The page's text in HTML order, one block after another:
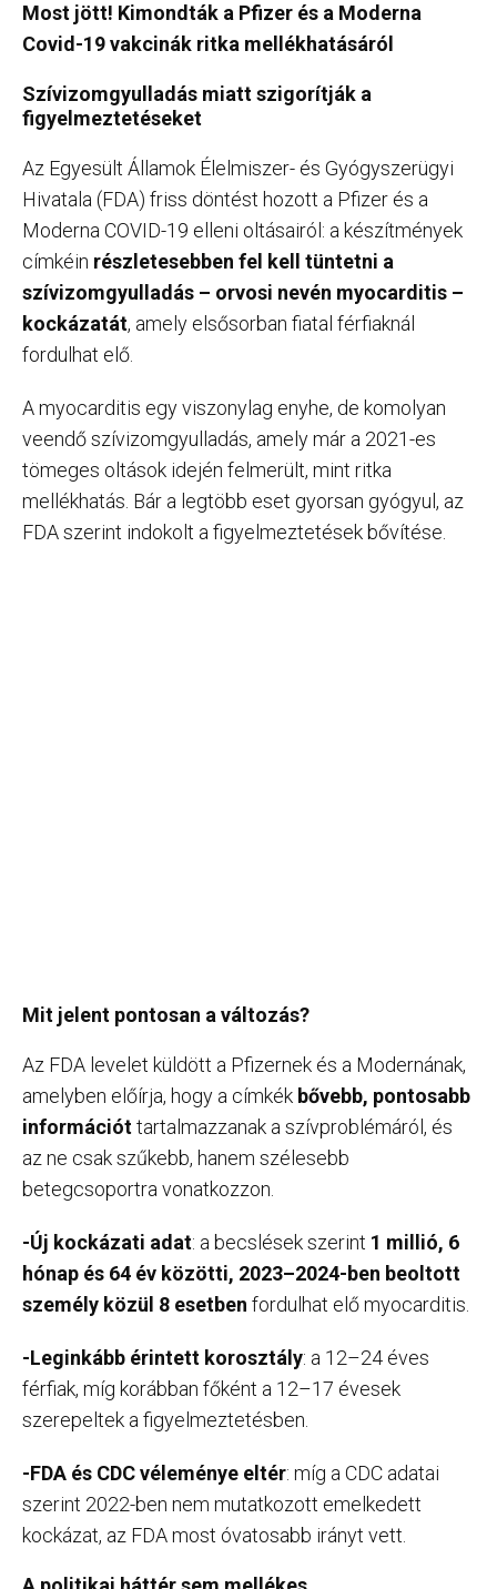
Most jött! Kimondták a Pfizer és a Moderna
Covid-19 vakcinák ritka mellékhatásáról
Szívizomgyulladás miatt szigorítják a
figyelmeztetéseket
Az Egyesült Államok Élelmiszer- és Gyógyszerügyi
Hivatala (FDA) friss döntést hozott a Pfizer és a
Moderna COVID-19 elleni oltásairól: a készítmények
címkéin részletesebben fel kell tüntetni a
szívizomgyulladás – orvosi nevén myocarditis –
kockázatát, amely elsősorban fiatal férfiaknál
fordulhat elő.
A myocarditis egy viszonylag enyhe, de komolyan
veendő szívizomgyulladás, amely már a 2021-es
tömeges oltások idején felmerült, mint ritka
mellékhatás. Bár a legtöbb eset gyorsan gyógyul, az
FDA szerint indokolt a figyelmeztetések bővítése.
Mit jelent pontosan a változás?
Az FDA levelet küldött a Pfizernek és a Modernának,
amelyben előírja, hogy a címkék bővebb, pontosabb
információttartalmazzanak a szívproblémáról, és
az ne csak szűkebb, hanem szélesebb
betegcsoportra vonatkozzon.
-Új kockázati adat: a becslések szerint 1 millió, 6
hónap és 64 év közötti, 2023–2024-ben beoltott
személy közül 8 esetben fordulhat elő myocarditis.
-Leginkább érintett korosztály: a 12–24 éves
férfiak, míg korábban főként a 12–17 évesek
szerepeltek a figyelmeztetésben.
-FDA és CDC véleménye eltér: míg a CDC adatai
szerint 2022-ben nem mutatkozott emelkedett
kockázat, az FDA most óvatosabb irányt vett.